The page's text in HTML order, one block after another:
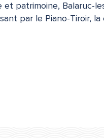
patrimoine, Balaruc-
par le Piano-Tiroir,